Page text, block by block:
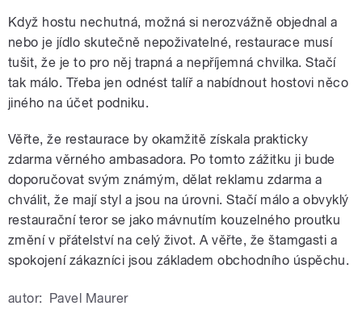
Když hostu nechutná, možná si nerozvážně objednal a
nebo je jídlo skutečně nepoživatelné, restaurace musí
tušit, že je to pro něj trapná a nepříjemná chvilka. Stačí
tak málo. Třeba jen odnést talíř a nabídnout hostovi něco
jiného na účet podniku.
Věřte, že restaurace by okamžitě získala prakticky
zdarma věrného ambasadora. Po tomto zážitku ji bude
doporučovat svým známým, dělat reklamu zdarma a
chválit, že mají styl a jsou na úrovni. Stačí málo a obvyklý
restaurační teror se jako mávnutím kouzelného proutku
změní v přátelství na celý život. A věřte, že štamgasti a
spokojení zákazníci jsou základem obchodního úspěchu.
autor: Pavel Maurer